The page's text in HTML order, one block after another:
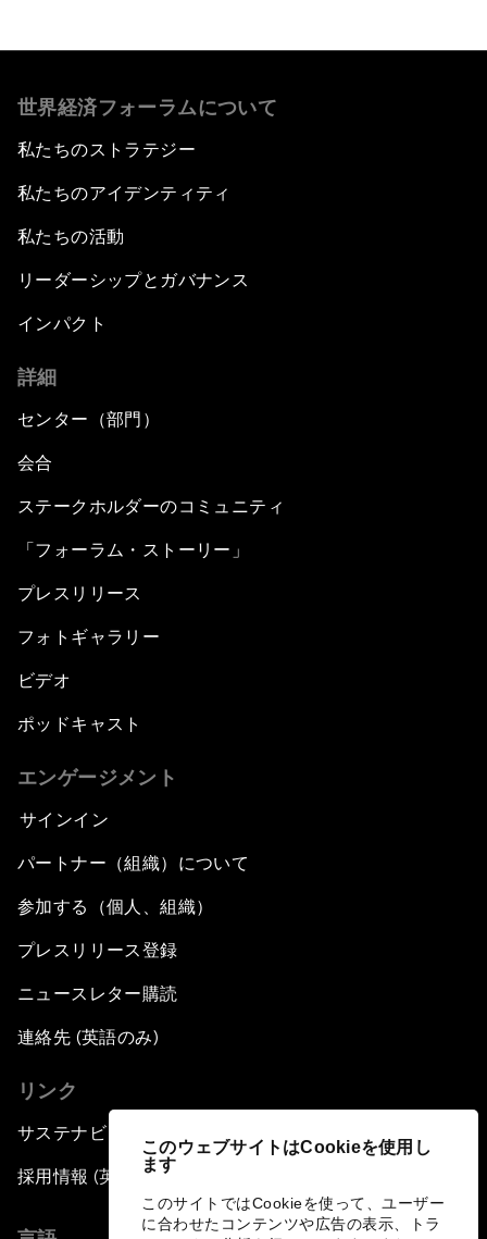
このウェブサイトはCookieを使用し
ます
このサイトではCookieを使って、ユーザー
に合わせたコンテンツや広告の表示、トラ
世界経済フォーラムについて
私たちのストラテジー
私たちのアイデンティティ
私たちの活動
リーダーシップとガバナンス
インパクト
詳細
センター（部門）
会合
ステークホルダーのコミュニティ
「フォーラム・ストーリー」
プレスリリース
フォトギャラリー
ビデオ
ポッドキャスト
エンゲージメント
サインイン
パートナー（組織）について
参加する（個人、組織）
プレスリリース登録
ニュースレター購読
連絡先 (英語のみ)
リンク
サステナビリティへの取り組み
採用情報 (英語のみ)